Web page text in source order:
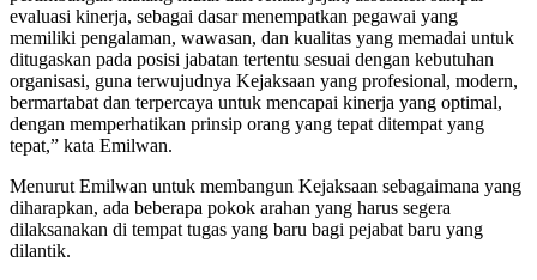
evaluasi kinerja, sebagai dasar menempatkan pegawai yang
memiliki pengalaman, wawasan, dan kualitas yang memadai untuk
ditugaskan pada posisi jabatan tertentu sesuai dengan kebutuhan
organisasi, guna terwujudnya Kejaksaan yang profesional, modern,
bermartabat dan terpercaya untuk mencapai kinerja yang optimal,
dengan memperhatikan prinsip orang yang tepat ditempat yang
tepat,” kata Emilwan.
Menurut Emilwan untuk membangun Kejaksaan sebagaimana yang
diharapkan, ada beberapa pokok arahan yang harus segera
dilaksanakan di tempat tugas yang baru bagi pejabat baru yang
dilantik.